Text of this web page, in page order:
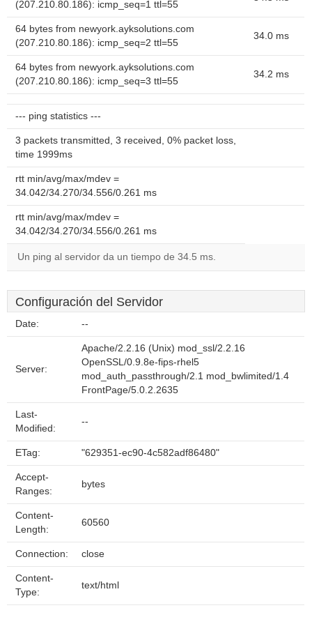
(207.210.80.186): icmp_seq=1 ttl=55
64 bytes from newyork.ayksolutions.com
(207.210.80.186): icmp_seq=2 ttl=55
34.0 ms
64 bytes from newyork.ayksolutions.com
(207.210.80.186): icmp_seq=3 ttl=55
34.2 ms
--- ping statistics ---
3 packets transmitted, 3 received, 0% packet loss,
time 1999ms
rtt min/avg/max/mdev =
34.042/34.270/34.556/0.261 ms
rtt min/avg/max/mdev =
34.042/34.270/34.556/0.261 ms
Un ping al servidor da un tiempo de 34.5 ms.
Configuración del Servidor
Date: --
Server:
Apache/2.2.16 (Unix) mod_ssl/2.2.16
OpenSSL/0.9.8e-fips-rhel5
mod_auth_passthrough/2.1 mod_bwlimited/1.4
FrontPage/5.0.2.2635
Last-
Modified:
--
ETag: "629351-ec90-4c582adf86480"
Accept-
Ranges:
bytes
Content-
Length:
60560
Connection: close
Content-
Type:
text/html